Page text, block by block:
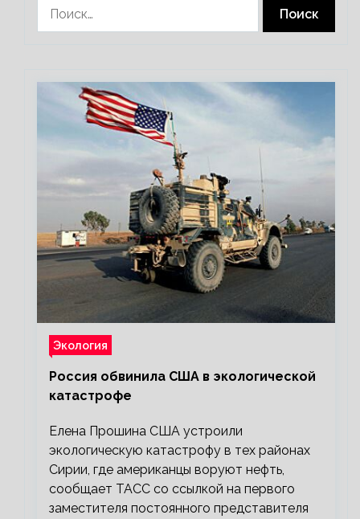
Экология
Россия обвинила США в экологической
катастрофе
Елена Прошина США устроили
экологическую катастрофу в тех районах
Сирии, где американцы воруют нефть,
сообщает ТАСС со ссылкой на первого
заместителя постоянного представителя